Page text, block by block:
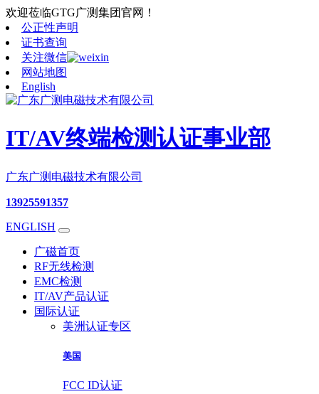
欢迎莅临GTG广测集团官网！
公正性声明
证书查询
关注微信
网站地图
English
IT/AV终端检测认证事业部
广东广测电磁技术有限公司
13925591357
ENGLISH
广磁首页
RF无线检测
EMC检测
IT/AV产品认证
国际认证
美洲认证专区
美国
FCC ID认证